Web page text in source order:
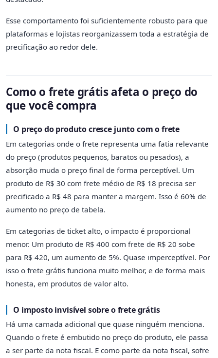
Esse comportamento foi suficientemente robusto para que
plataformas e lojistas reorganizassem toda a estratégia de
precificação ao redor dele.
Como o frete grátis afeta o preço do
que você compra
O preço do produto cresce junto com o frete
Em categorias onde o frete representa uma fatia relevante
do preço (produtos pequenos, baratos ou pesados), a
absorção muda o preço final de forma perceptível. Um
produto de R$ 30 com frete médio de R$ 18 precisa ser
precificado a R$ 48 para manter a margem. Isso é 60% de
aumento no preço de tabela.
Em categorias de ticket alto, o impacto é proporcional
menor. Um produto de R$ 400 com frete de R$ 20 sobe
para R$ 420, um aumento de 5%. Quase imperceptível. Por
isso o frete grátis funciona muito melhor, e de forma mais
honesta, em produtos de valor alto.
O imposto invisível sobre o frete grátis
Há uma camada adicional que quase ninguém menciona.
Quando o frete é embutido no preço do produto, ele passa
a ser parte da nota fiscal. E como parte da nota fiscal, sofre